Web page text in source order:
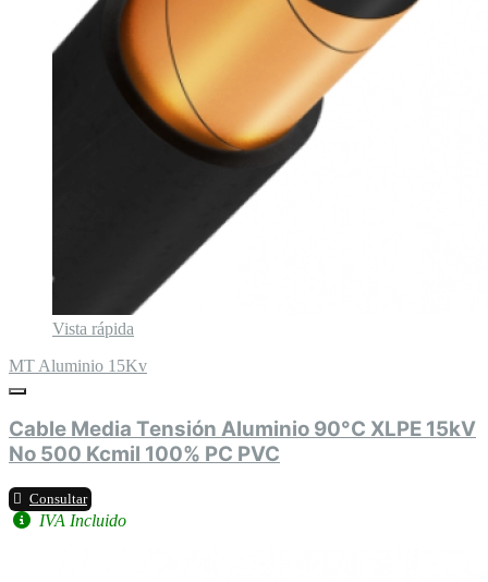
Vista rápida
MT Aluminio 15Kv
Cable Media Tensión Aluminio 90°C XLPE 15kV
No 500 Kcmil 100% PC PVC
Consultar
IVA Incluido